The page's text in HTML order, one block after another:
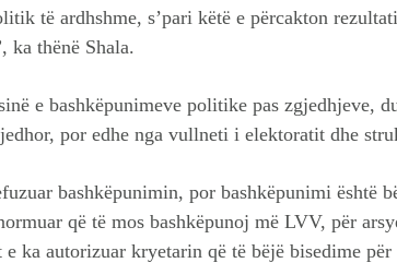
të ardhshme, s’pari këtë e përcakton
thënë Shala.
e bashkëpunimeve politike pas zgjedhjeve,
por edhe nga vullneti i elektoratit dhe
bashkëpunimin, por bashkëpunimi është
që të mos bashkëpunoj më LVV, për
ka autorizuar kryetarin që të bëjë bisedime